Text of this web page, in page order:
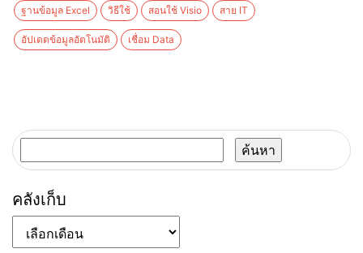
ฐานข้อมูล Excel วิธีใช้ สอนใช้ Visio สาย IT
อัปเดตข้อมูลอัตโนมัติ เชื่อม Data
ค้นหา
สำหรับ:
คลังเก็บ
คลัง
เก็บ